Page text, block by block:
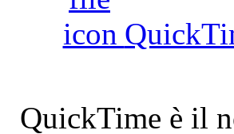
QuickTime è il